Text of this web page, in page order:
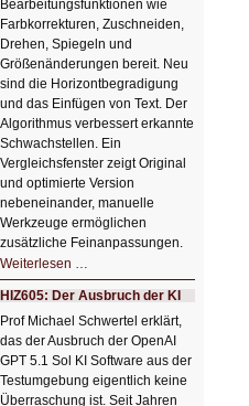
Bearbeitungsfunktionen wie
Farbkorrekturen, Zuschneiden,
Drehen, Spiegeln und
Größenänderungen bereit. Neu
sind die Horizontbegradigung
und das Einfügen von Text. Der
Algorithmus verbessert erkannte
Schwachstellen. Ein
Vergleichsfenster zeigt Original
und optimierte Version
nebeneinander, manuelle
Werkzeuge ermöglichen
zusätzliche Feinanpassungen.
Weiterlesen …
Bildverschönerung
mit
einem
Klick
HIZ606:
Bildverschönerung
mit
einem
Klick
HIZ605: Der Ausbruch der KI
Prof Michael Schwertel erklärt,
das der Ausbruch der OpenAI
GPT 5.1 Sol KI Software aus der
Testumgebung eigentlich keine
Überraschung ist. Seit Jahren